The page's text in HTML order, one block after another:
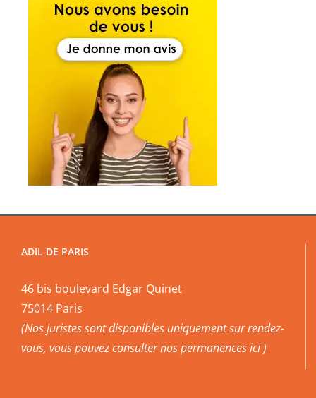
ADIL DE PARIS
46 bis boulevard Edgar Quinet
75014 Paris
(Nos juristes sont disponibles uniquement sur rendez-
vous, vous pouvezconsulter nos permanences ici )